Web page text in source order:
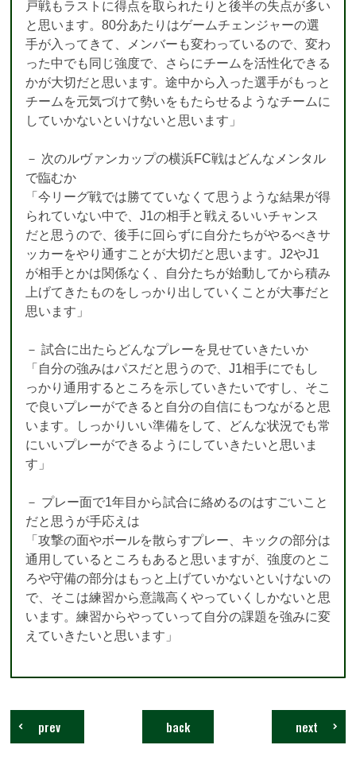
戸戦もラストに得点を取られたりと後半の失点が多い
と思います。80分あたりはゲームチェンジャーの選
手が入ってきて、メンバーも変わっているので、変わ
った中でも同じ強度で、さらにチームを活性化できる
かが大切だと思います。途中から入った選手がもっと
チームを元気づけて勢いをもたらせるようなチームに
していかないといけないと思います」
－ 次のルヴァンカップの横浜FC戦はどんなメンタル
で臨むか
「今リーグ戦では勝てていなくて思うような結果が得
られていない中で、J1の相手と戦えるいいチャンス
だと思うので、後手に回らずに自分たちがやるべきサ
ッカーをやり通すことが大切だと思います。J2やJ1
が相手とかは関係なく、自分たちが始動してから積み
上げてきたものをしっかり出していくことが大事だと
思います」
－ 試合に出たらどんなプレーを見せていきたいか
「自分の強みはパスだと思うので、J1相手にでもし
っかり通用するところを示していきたいですし、そこ
で良いプレーができると自分の自信にもつながると思
います。しっかりいい準備をして、どんな状況でも常
にいいプレーができるようにしていきたいと思いま
す」
－ プレー面で1年目から試合に絡めるのはすごいこと
だと思うが手応えは
「攻撃の面やボールを散らすプレー、キックの部分は
通用しているところもあると思いますが、強度のとこ
ろや守備の部分はもっと上げていかないといけないの
で、そこは練習から意識高くやっていくしかないと思
います。練習からやっていって自分の課題を強みに変
えていきたいと思います」
next
back
prev